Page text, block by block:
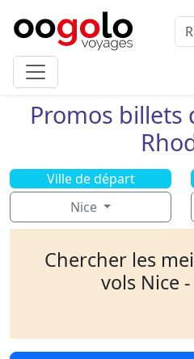
Promos billets
Ville de départ
Nice
Chercher les
vols Nice